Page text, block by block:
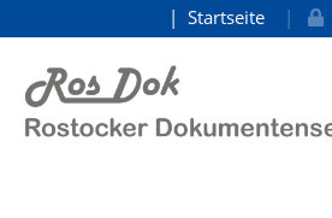
zum Inhalt
Startseite